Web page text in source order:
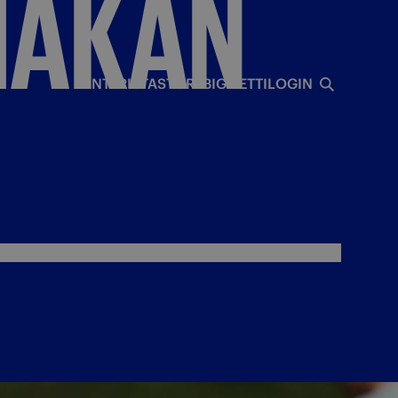
INTERISTASTORE BIGLIETTILOGIN